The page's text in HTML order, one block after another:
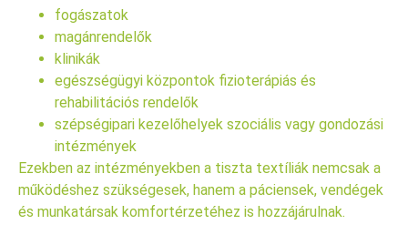
fogászatok
magánrendelők
klinikák
egészségügyi központok fizioterápiás és
rehabilitációs rendelők
szépségipari kezelőhelyek szociális vagy gondozási
intézmények
Ezekben az intézményekben a tiszta textíliák nemcsak a
működéshez szükségesek, hanem a páciensek, vendégek
és munkatársak komfortérzetéhez is hozzájárulnak.